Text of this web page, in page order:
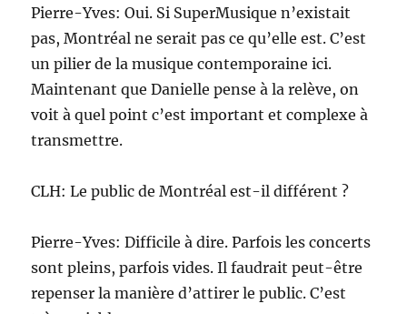
Pierre-Yves: Oui. Si SuperMusique n’existait
pas, Montréal ne serait pas ce qu’elle est. C’est
un pilier de la musique contemporaine ici.
Maintenant que Danielle pense à la relève, on
voit à quel point c’est important et complexe à
transmettre.
CLH: Le public de Montréal est-il différent ?
Pierre-Yves: Difficile à dire. Parfois les concerts
sont pleins, parfois vides. Il faudrait peut-être
repenser la manière d’attirer le public. C’est